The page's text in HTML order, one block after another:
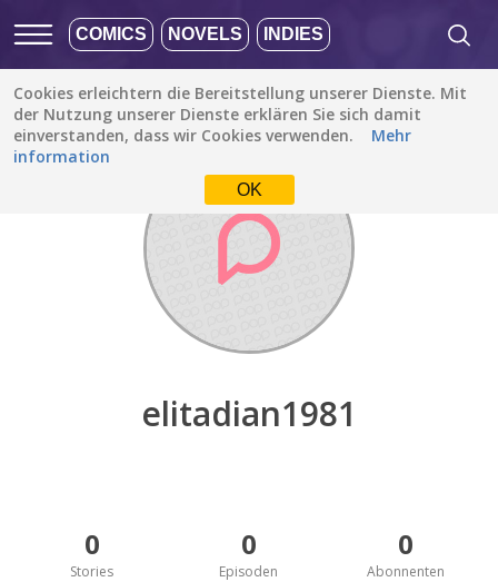
COMICS NOVELS INDIES
Cookies erleichtern die Bereitstellung unserer Dienste. Mit
der Nutzung unserer Dienste erklären Sie sich damit
einverstanden, dass wir Cookies verwenden.
Mehr
information
OK
Entdecken / elitadian1981
elitadian1981
0
Stories
0
Episoden
0
Abonnenten